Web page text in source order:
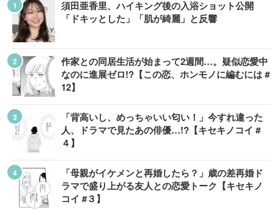
須田亜香里、ハイキング後の入浴ショット公開
「ドキッとした」「肌が綺麗」と反響
作家との同居生活が始まって2週間…。疑似恋愛中
なのに進展ゼロ!?【この恋、ホンモノに編むには #
12】
「背高いし、めっちゃいい匂い！」今すれ違った
人、ドラマで見たあの俳優…!?【キセキノコイ #
４】
「母親がイケメンと再婚したら？」歳の差再婚ド
ラマで盛り上がる友人との恋愛トーク【キセキノ
コイ #３】